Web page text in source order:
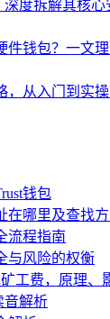
深度拆解其核
件钱包？一文
，从入门到实
钱包
在哪里及查找
流程指南
与风险的权衡
工费，原理、
音解析